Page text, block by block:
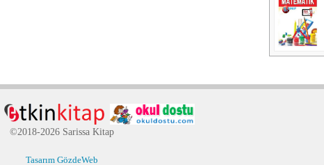
©2018-2026 Sarissa Kitap
Tasarım GözdeWeb